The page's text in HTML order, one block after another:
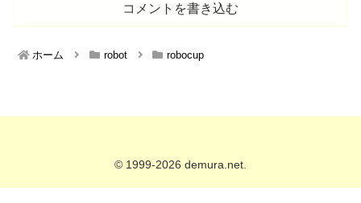
コメントを書き込む
ホーム robot robocup
© 1999-2026 demura.net.